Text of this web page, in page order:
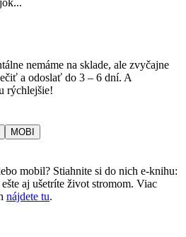
nemáme na sklade, ale zvyčajne
a odoslať do 3 – 6 dní. A
rýchlejšie!
MOBI
mobil? Stiahnite si do nich e-knihu:
aj ušetríte život stromom. Viac
nájdete tu.